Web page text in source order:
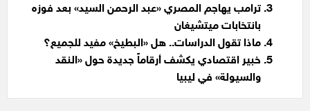
ترامب يهاجم المصري «عبد الرحمن السيد» بعد فوزه
بانتخابات ميتشيغان
ماذا تقول الدراسات.. هل «البطيخ» مفيد للجميع؟
خبير اقتصادي يكشف أرقاماً جديدة حول «النقد
والسيولة» في ليبيا